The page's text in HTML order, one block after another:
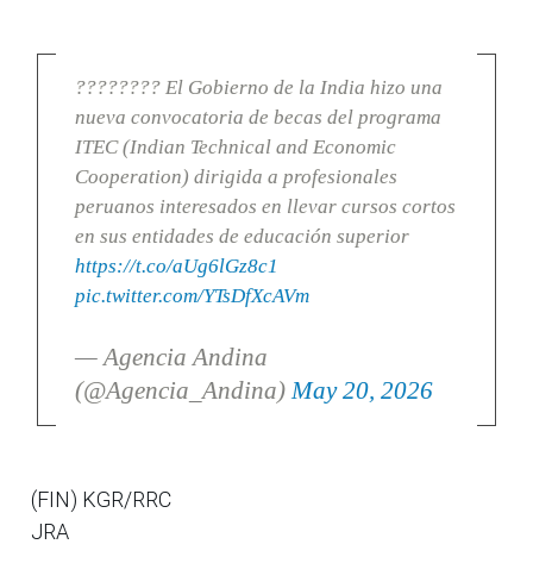
???????? El Gobierno de la India hizo una
nueva convocatoria de becas del programa
ITEC (Indian Technical and Economic
Cooperation) dirigida a profesionales
peruanos interesados en llevar cursos cortos
en sus entidades de educación superior
https://t.co/aUg6lGz8c1
pic.twitter.com/YTsDfXcAVm
— Agencia Andina
(@Agencia_Andina)May 20, 2026
(FIN) KGR/RRC
JRA